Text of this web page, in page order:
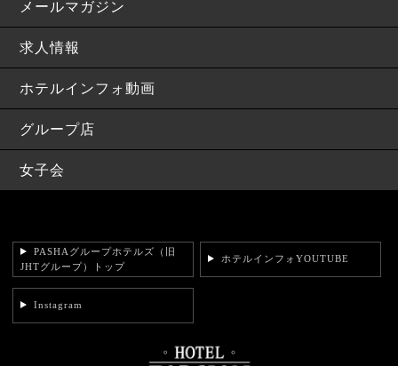
メールマガジン
求人情報
ホテルインフォ動画
グループ店
女子会
PASHAグループホテルズ（旧
JHTグループ）トップ
ホテルインフォYOUTUBE
Instagram